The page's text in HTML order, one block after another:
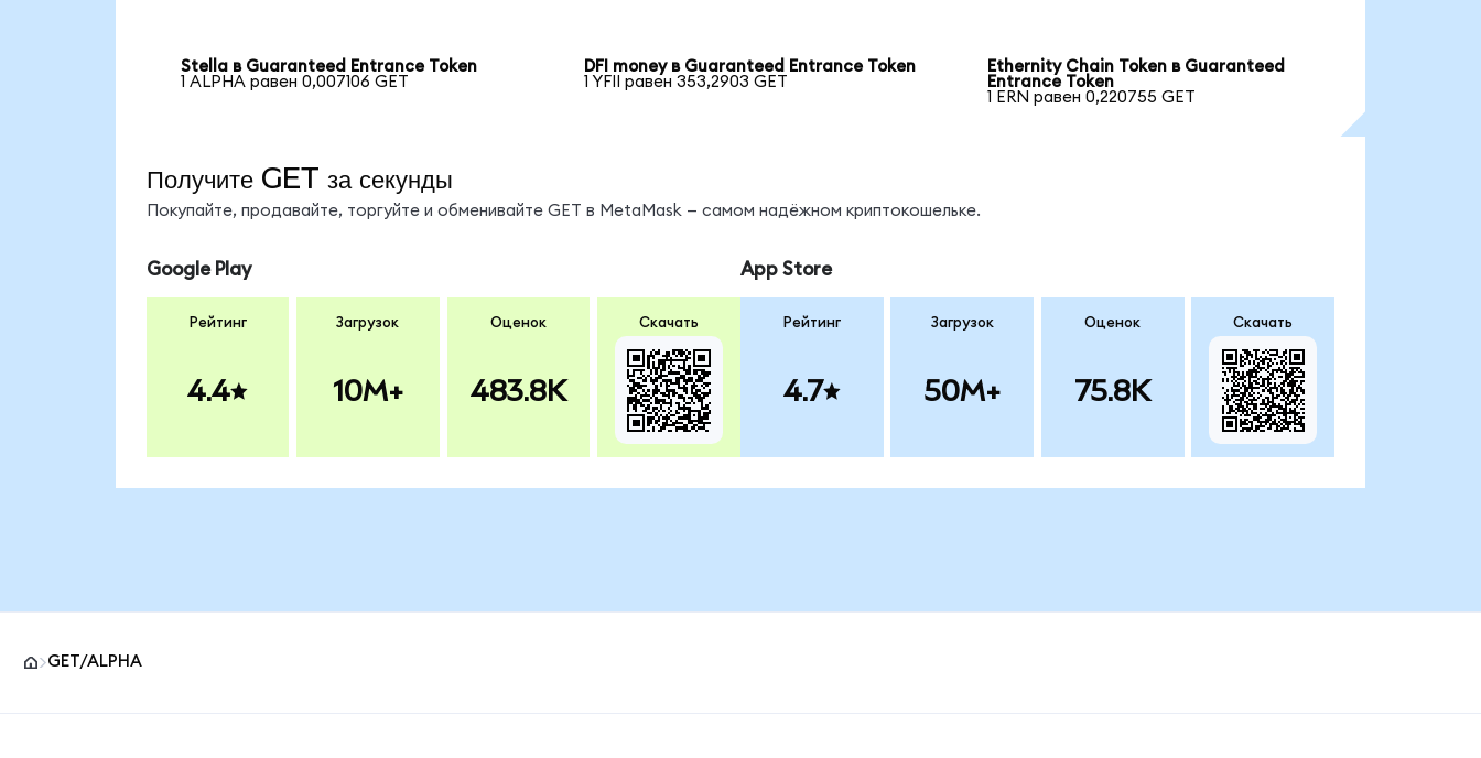
Stella в Guaranteed Entrance Token
1 ALPHA равен 0,007106 GET
DFI money в Guaranteed Entrance Token
1 YFII равен 353,2903 GET
Ethernity Chain Token в Guaranteed
Entrance Token
1 ERN равен 0,220755 GET
Получите GET за секунды
Покупайте, продавайте, торгуйте и обменивайте GET в MetaMask — самом надёжном криптокошельке.
Google Play
Рейтинг
4.4
Загрузок
10M+
Оценок
483.8K
Скачать
App Store
Рейтинг
4.7
Загрузок
50M+
Оценок
75.8K
Скачать
GET/ALPHA